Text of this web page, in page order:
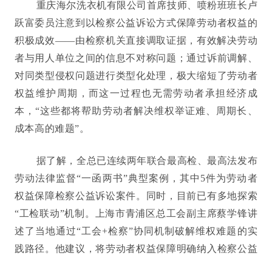
重庆海尔洗衣机有限公司首席技师、喷粉班班长卢
跃富委员注意到以检察公益诉讼方式保障劳动者权益的
积极成效——由检察机关直接调取证据，有效解决劳动
者与用人单位之间的信息不对称问题；通过诉前调解、
对同类型侵权问题进行类型化处理，极大缩短了劳动者
权益维护周期，而这一过程也无需劳动者承担经济成
本，“这些都将帮助劳动者解决维权举证难、周期长、
成本高的难题”。
据了解，全总已连续两年联合最高检、最高法发布
劳动法律监督“一函两书”典型案例，其中5件为劳动者
权益保障检察公益诉讼案件。同时，目前已有多地探索
“工检联动”机制。上海市青浦区总工会副主席蔡学锋讲
述了当地通过“工会+检察”协同机制破解维权难题的实
践路径。他建议，将劳动者权益保障明确纳入检察公益